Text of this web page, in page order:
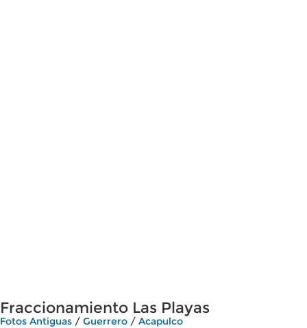
Fraccionamiento Las Playas
Fotos Antiguas / Guerrero / Acapulco